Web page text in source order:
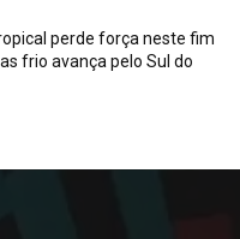
perde força neste fim
frio avança pelo Sul do